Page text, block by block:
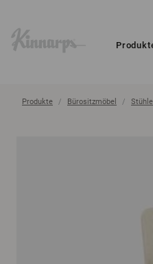
Produkte Bürositzmöbel